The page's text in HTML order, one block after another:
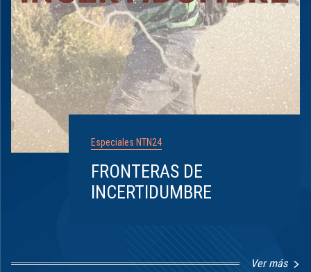
Especiales NTN24
FRONTERAS DE
INCERTIDUMBRE
Ver más